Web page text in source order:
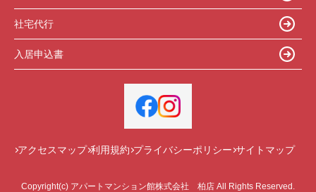
社宅代行
入居申込書
アクセスマップ 利用規約 プライバシーポリシー サイトマップ
Copyright(c) アパートマンション館株式会社 柏店 All Rights Reserved.